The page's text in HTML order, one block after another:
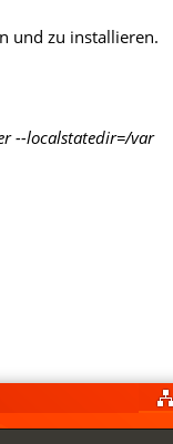
und zu installieren.
--localstatedir=/var